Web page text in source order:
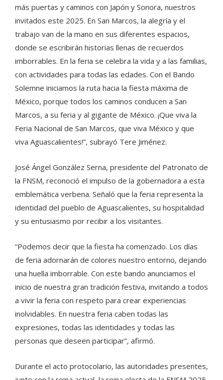
más puertas y caminos con Japón y Sonora, nuestros
invitados este 2025. En San Marcos, la alegría y el
trabajo van de la mano en sus diferentes espacios,
donde se escribirán historias llenas de recuerdos
imborrables. En la feria se celebra la vida y a las familias,
con actividades para todas las edades. Con el Bando
Solemne iniciamos la ruta hacia la fiesta máxima de
México, porque todos los caminos conducen a San
Marcos, a su feria y al gigante de México. ¡Que viva la
Feria Nacional de San Marcos, que viva México y que
viva Aguascalientes!”, subrayó Tere Jiménez.
José Ángel González Serna, presidente del Patronato de
la FNSM, reconoció el impulso de la gobernadora a esta
emblemática verbena. Señaló que la feria representa la
identidad del pueblo de Aguascalientes, su hospitalidad
y su entusiasmo por recibir a los visitantes.
“Podemos decir que la fiesta ha comenzado. Los días
de feria adornarán de colores nuestro entorno, dejando
una huella imborrable. Con este bando anunciamos el
inicio de nuestra gran tradición festiva, invitando a todos
a vivir la feria con respeto para crear experiencias
inolvidables. En nuestra feria caben todas las
expresiones, todas las identidades y todas las
personas que deseen participar”, afirmó.
Durante el acto protocolario, las autoridades presentes,